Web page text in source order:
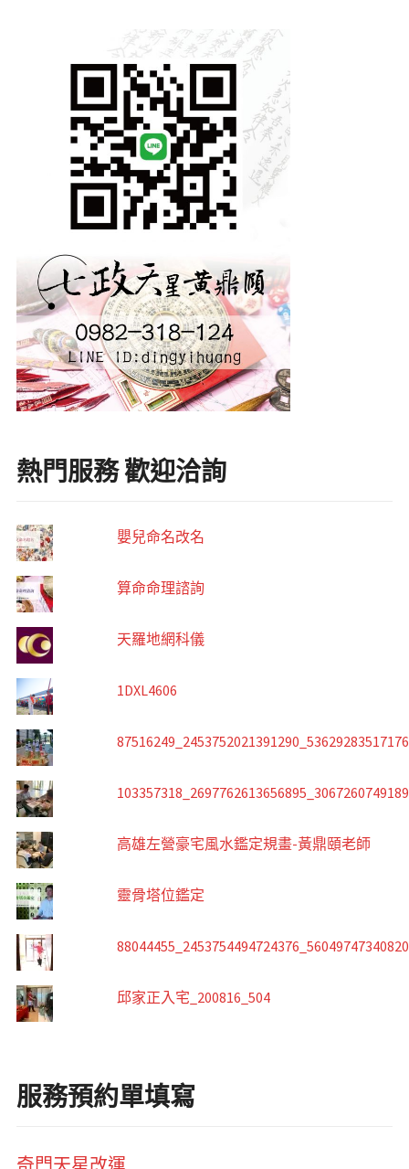
熱門服務 歡迎洽詢
嬰兒命名改名
算命命理諮詢
天羅地網科儀
1DXL4606
高雄左營豪宅風水鑑定規畫-黃鼎頤老師
靈骨塔位鑑定
邱家正入宅_200816_504
服務預約單填寫